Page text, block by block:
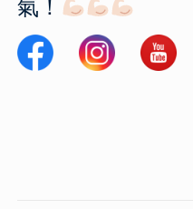
氣！